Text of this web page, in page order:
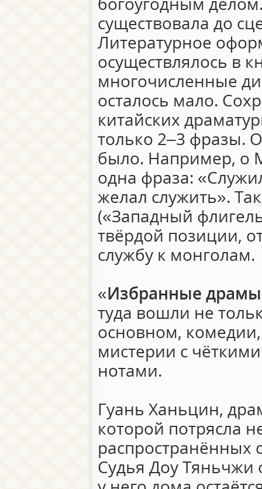
существовала до
Литературное
осуществлялось в
многочисленные
осталось мало.
китайских
только 2–3 фразы.
было. Например, о
одна фраза:
желал служить».
(«Западный
твёрдой позиции,
службу к монголам.
«Избранные
туда вошли не
основном,
мистерии с
нотами.
Гуань Ханьцин,
которой потрясла
распространённых
Судья Доу Тяньчжи